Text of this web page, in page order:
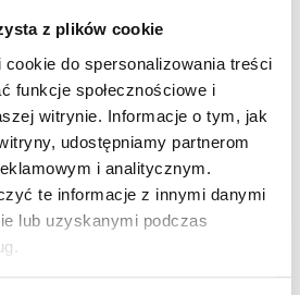
z plików cookie
do spersonalizowania treści
funkcje społecznościowe i
witrynie. Informacje o tym, jak
udostępniamy partnerom
i analitycznym.
te informacje z innymi danymi
lub uzyskanymi podczas
o siebie nawzajem.